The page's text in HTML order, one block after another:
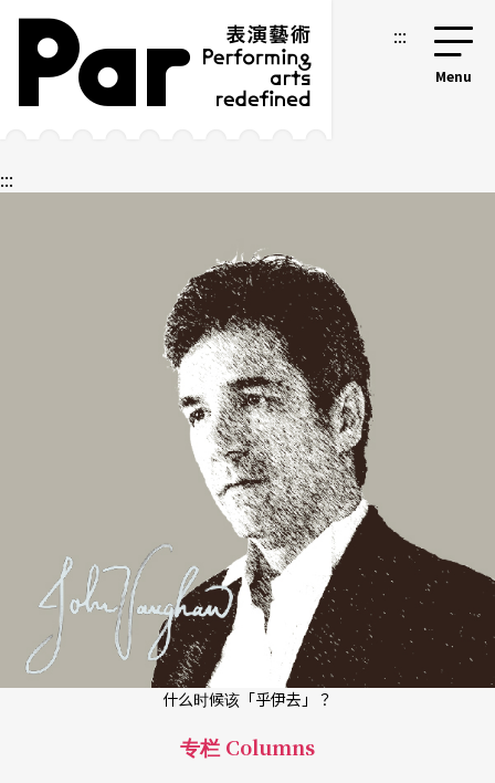
跳到主要内容区块
网站导览 :::
:::
什么时候该「乎伊去」？
专栏 Columns